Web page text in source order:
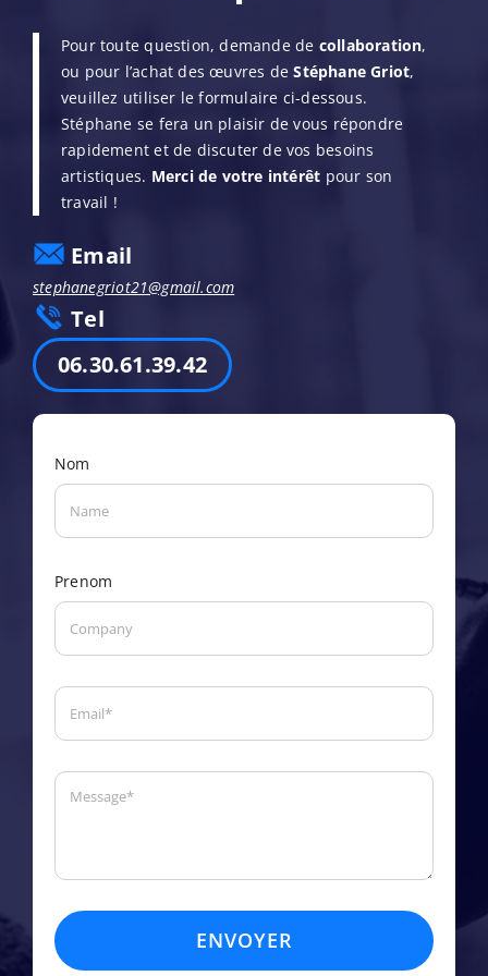
Pour toute question, demande de collaboration,
ou pour l’achat des œuvres deStéphane Griot,
veuillez utiliser le formulaire ci-dessous.
Stéphane se fera un plaisir de vous répondre
rapidement et de discuter de vos besoins
artistiques. Merci de votre intérêt pour son
travail !
Email
stephanegriot21@gmail.com
Tel
06.30.61.39.42
Nom
Prenom
ENVOYER